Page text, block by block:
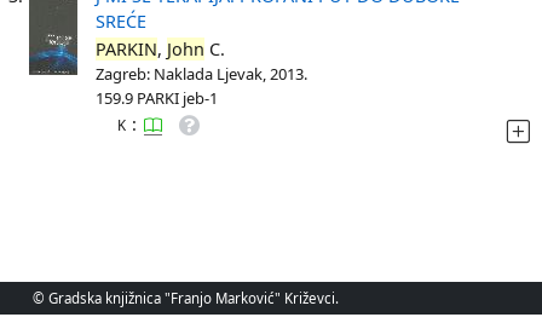
SREĆE
PARKIN, John C.
Zagreb: Naklada Ljevak, 2013.
159.9 PARKI jeb-1
K :
© Gradska knjižnica "Franjo Marković" Križevci.